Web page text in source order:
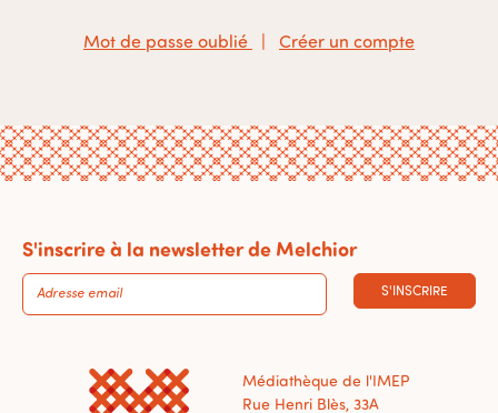
Mot de passe oublié Créer un compte
S'inscrire à la newsletter de Melchior
S'INSCRIRE
Médiathèque de l'IMEP
Rue Henri Blès, 33A